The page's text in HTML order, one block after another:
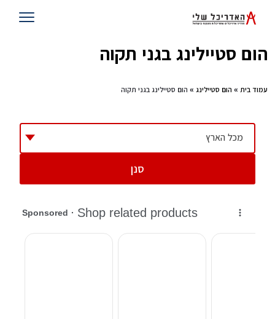
הום סטיילינג בגני תקוה
עמוד בית » הום סטיילינג » הום סטיילינג בגני תקוה
מכל הארץ
סנן